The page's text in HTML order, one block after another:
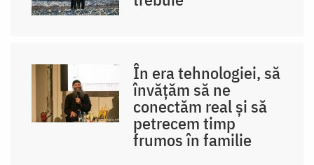
În era tehnologiei, să
învățăm să ne
conectăm real și să
petrecem timp
frumos în familie